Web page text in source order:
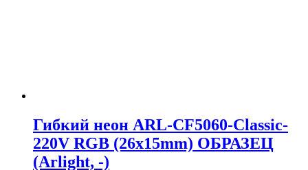
Гибкий неон ARL-CF5060-Classic-
220V RGB (26x15mm) ОБРАЗЕЦ
(Arlight, -)